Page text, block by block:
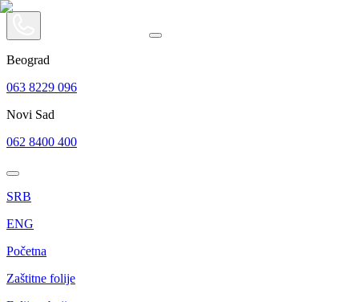
Beograd
063 8229 096
Novi Sad
062 8400 400
SRB
ENG
Početna
Zaštitne folije